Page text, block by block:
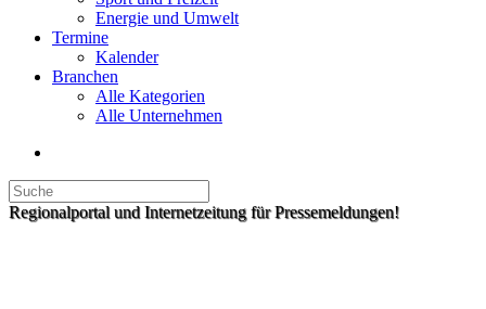
Energie und Umwelt
Termine
Kalender
Branchen
Alle Kategorien
Alle Unternehmen
Regionalportal und Internetzeitung für Pressemeldungen!